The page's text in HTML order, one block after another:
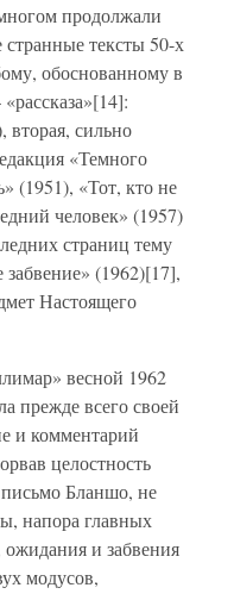
продолжали
тексты 50-х
обоснованному в
сильно
«Темного
(1951), «Тот, кто не
человек» (1957)
страниц тему
(1962)[17],
Настоящего
весной 1962
прежде всего своей
и комментарий
целостность
Бланшо, не
напора главных
ожидания и забвения
модусов,